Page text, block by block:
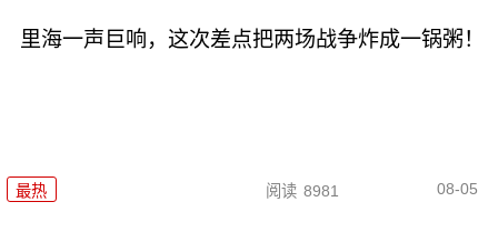
里海一声巨响，这次差点把两场战争炸成一锅粥！
最热 阅读 8981 08-05